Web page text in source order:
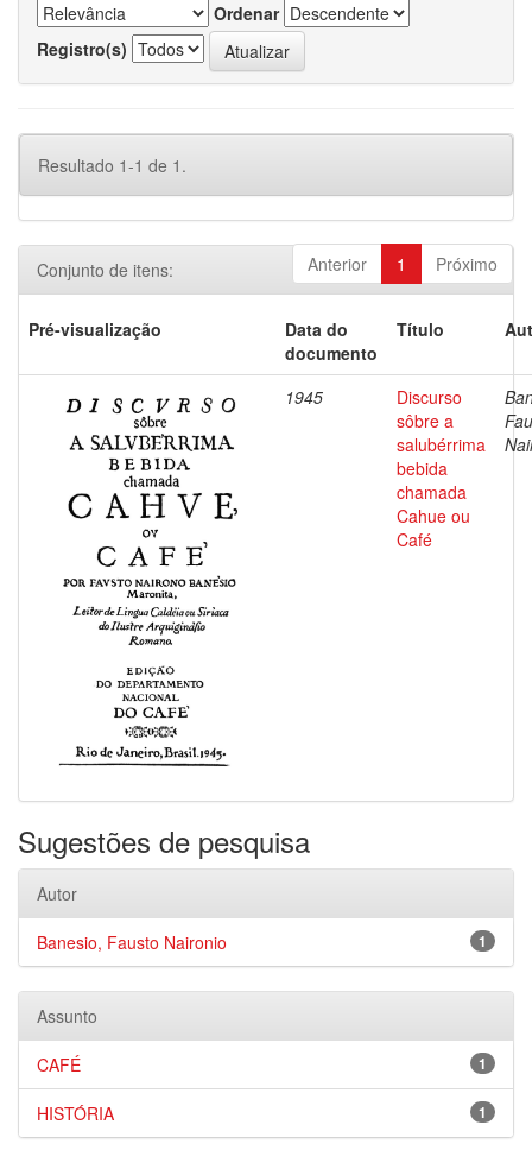
Ordenar
Registro(s)
Resultado 1-1 de 1.
Anterior 1 Próximo
Conjunto de itens:
Pré-visualização
Data do
documento
Título
1945
Discurso
sôbre a
salubérrima
bebida
chamada
Cahue ou
Café
Sugestões de pesquisa
Autor
1
Banesio, Fausto Naironio
Assunto
1
CAFÉ
1
HISTÓRIA